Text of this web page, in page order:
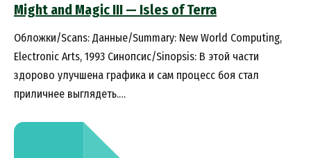
Might and Magic III — Isles of Terra
Обложки/Scans: Данные/Summary: New World Computing,
Electronic Arts, 1993 Синопсис/Sinopsis: В этой части
здорово улучшена графика и сам процесс боя стал
приличнее выглядеть.…